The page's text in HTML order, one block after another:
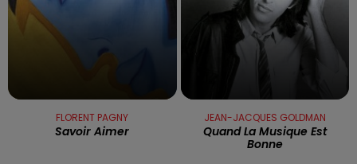
FLORENT PAGNY
Savoir Aimer
JEAN-JACQUES GOLDMAN
Quand La Musique Est
Bonne